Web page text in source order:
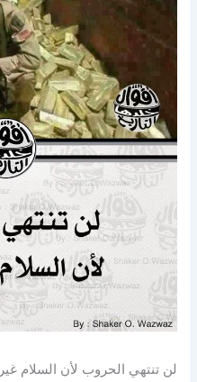
لن تنتهي الحروب لأن السلام